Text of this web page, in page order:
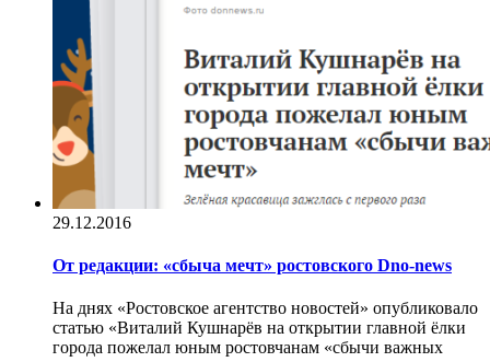
29.12.2016
От редакции: «сбыча мечт» ростовского Dno-news
На днях «Ростовское агентство новостей» опубликовало
статью «Виталий Кушнарёв на открытии главной ёлки
города пожелал юным ростовчанам «сбычи важных